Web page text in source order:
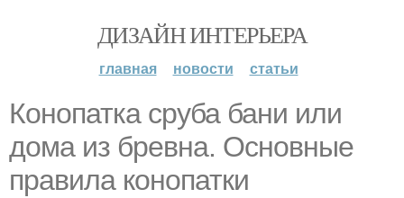
ДИЗАЙН ИНТЕРЬЕРА
главная новости статьи
Конопатка сруба бани или
дома из бревна. Основные
правила конопатки